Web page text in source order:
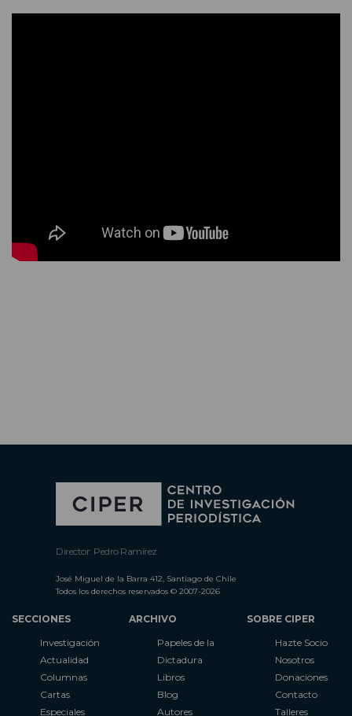
Director: Pedro Ramírez
José Miguel de la Barra 412, Santiago de Chile
Todos los derechos reservados © 2007-2026
SECCIONES
Investigación
Actualidad
Columnas
Cartas
Especiales
ARCHIVO
Papeles de la
Dictadura
Libros
Blog
Autores
SOBRE CIPER
Hazte Socio
Nosotros
Donaciones
Contacto
Talleres